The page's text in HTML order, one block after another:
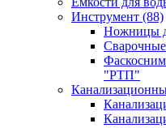
Инструмент (88)
Ножницы
"РТП"